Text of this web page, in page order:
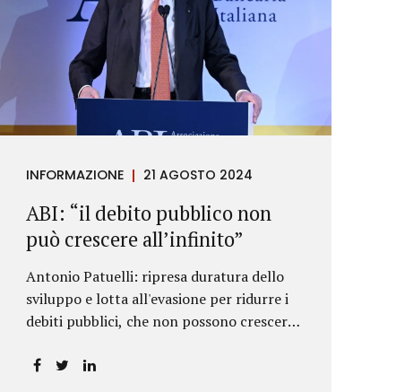
INFORMAZIONE 21 AGOSTO 2024
ABI: “il debito pubblico non
può crescere all’infinito”
Antonio Patuelli: ripresa duratura dello
sviluppo e lotta all'evasione per ridurre i
debiti pubblici, che non possono crescere